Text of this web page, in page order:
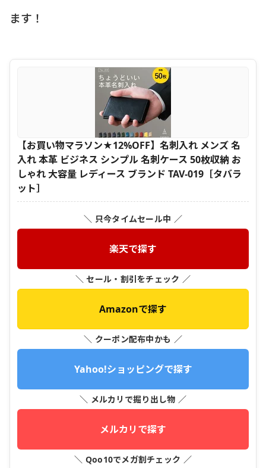
ます！
【お買い物マラソン★12%OFF】名刺入れ メンズ 名
入れ 本革 ビジネス シンプル 名刺ケース 50枚収納 お
しゃれ 大容量 レディース ブランド TAV-019［タバラ
ット］
＼ 只今タイムセール中 ／
楽天で探す
＼ セール・割引をチェック ／
Amazonで探す
＼ クーポン配布中かも ／
Yahoo!ショッピングで探す
＼ メルカリで掘り出し物 ／
メルカリで探す
＼ Qoo10でメガ割チェック ／